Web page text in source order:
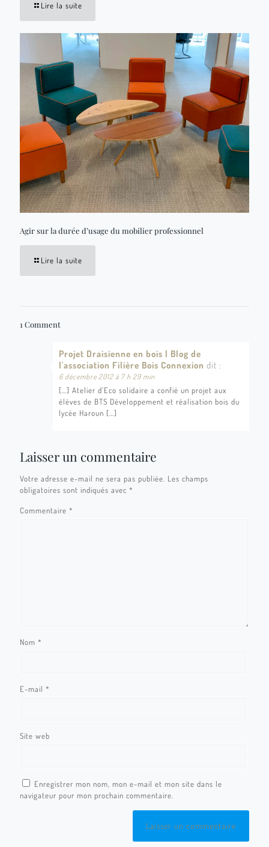
Lire la suite
Agir sur la durée d’usage du mobilier professionnel
Lire la suite
1 Comment
Projet Draisienne en bois | Blog de
l'association Filière Bois Connexion dit :
6 décembre 2012 à 7 h 29 min
[…] Atelier d’Eco solidaire a confié un projet aux
élèves de BTS Développement et réalisation bois du
lycée Haroun […]
Laisser un commentaire
Votre adresse e-mail ne sera pas publiée. Les champs
obligatoires sont indiqués avec *
Commentaire *
Nom *
E-mail *
Site web
Enregistrer mon nom, mon e-mail et mon site dans le
navigateur pour mon prochain commentaire.